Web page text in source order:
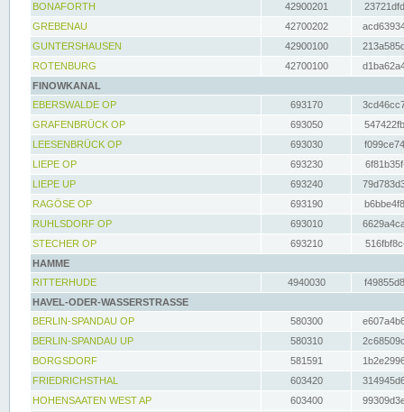
BONAFORTH
42900201
GREBENAU
42700202
GUNTERSHAUSEN
42900100
ROTENBURG
42700100
FINOWKANAL
EBERSWALDE OP
693170
GRAFENBRÜCK OP
693050
LEESENBRÜCK OP
693030
LIEPE OP
693230
LIEPE UP
693240
RAGÖSE OP
693190
RUHLSDORF OP
693010
STECHER OP
693210
HAMME
RITTERHUDE
4940030
HAVEL-ODER-WASSERSTRASSE
BERLIN-SPANDAU OP
580300
BERLIN-SPANDAU UP
580310
BORGSDORF
581591
FRIEDRICHSTHAL
603420
HOHENSAATEN WEST AP
603400